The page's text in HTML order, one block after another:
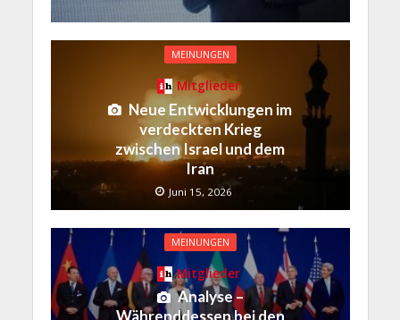
MEINUNGEN
Mitglieder
Neue Entwicklungen im
verdeckten Krieg
zwischen Israel und dem
Iran
Juni 15, 2026
MEINUNGEN
Mitglieder
Analyse –